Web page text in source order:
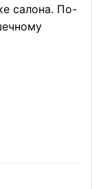
салона. По-